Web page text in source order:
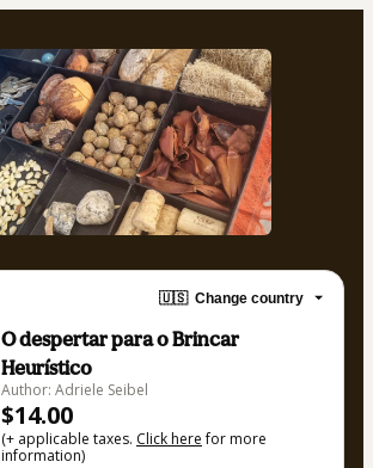
🇺🇸 Change country
O despertar para o Brincar
Heurístico
Author: Adriele Seibel
$14.00
(+ applicable taxes. Click herefor more
information)